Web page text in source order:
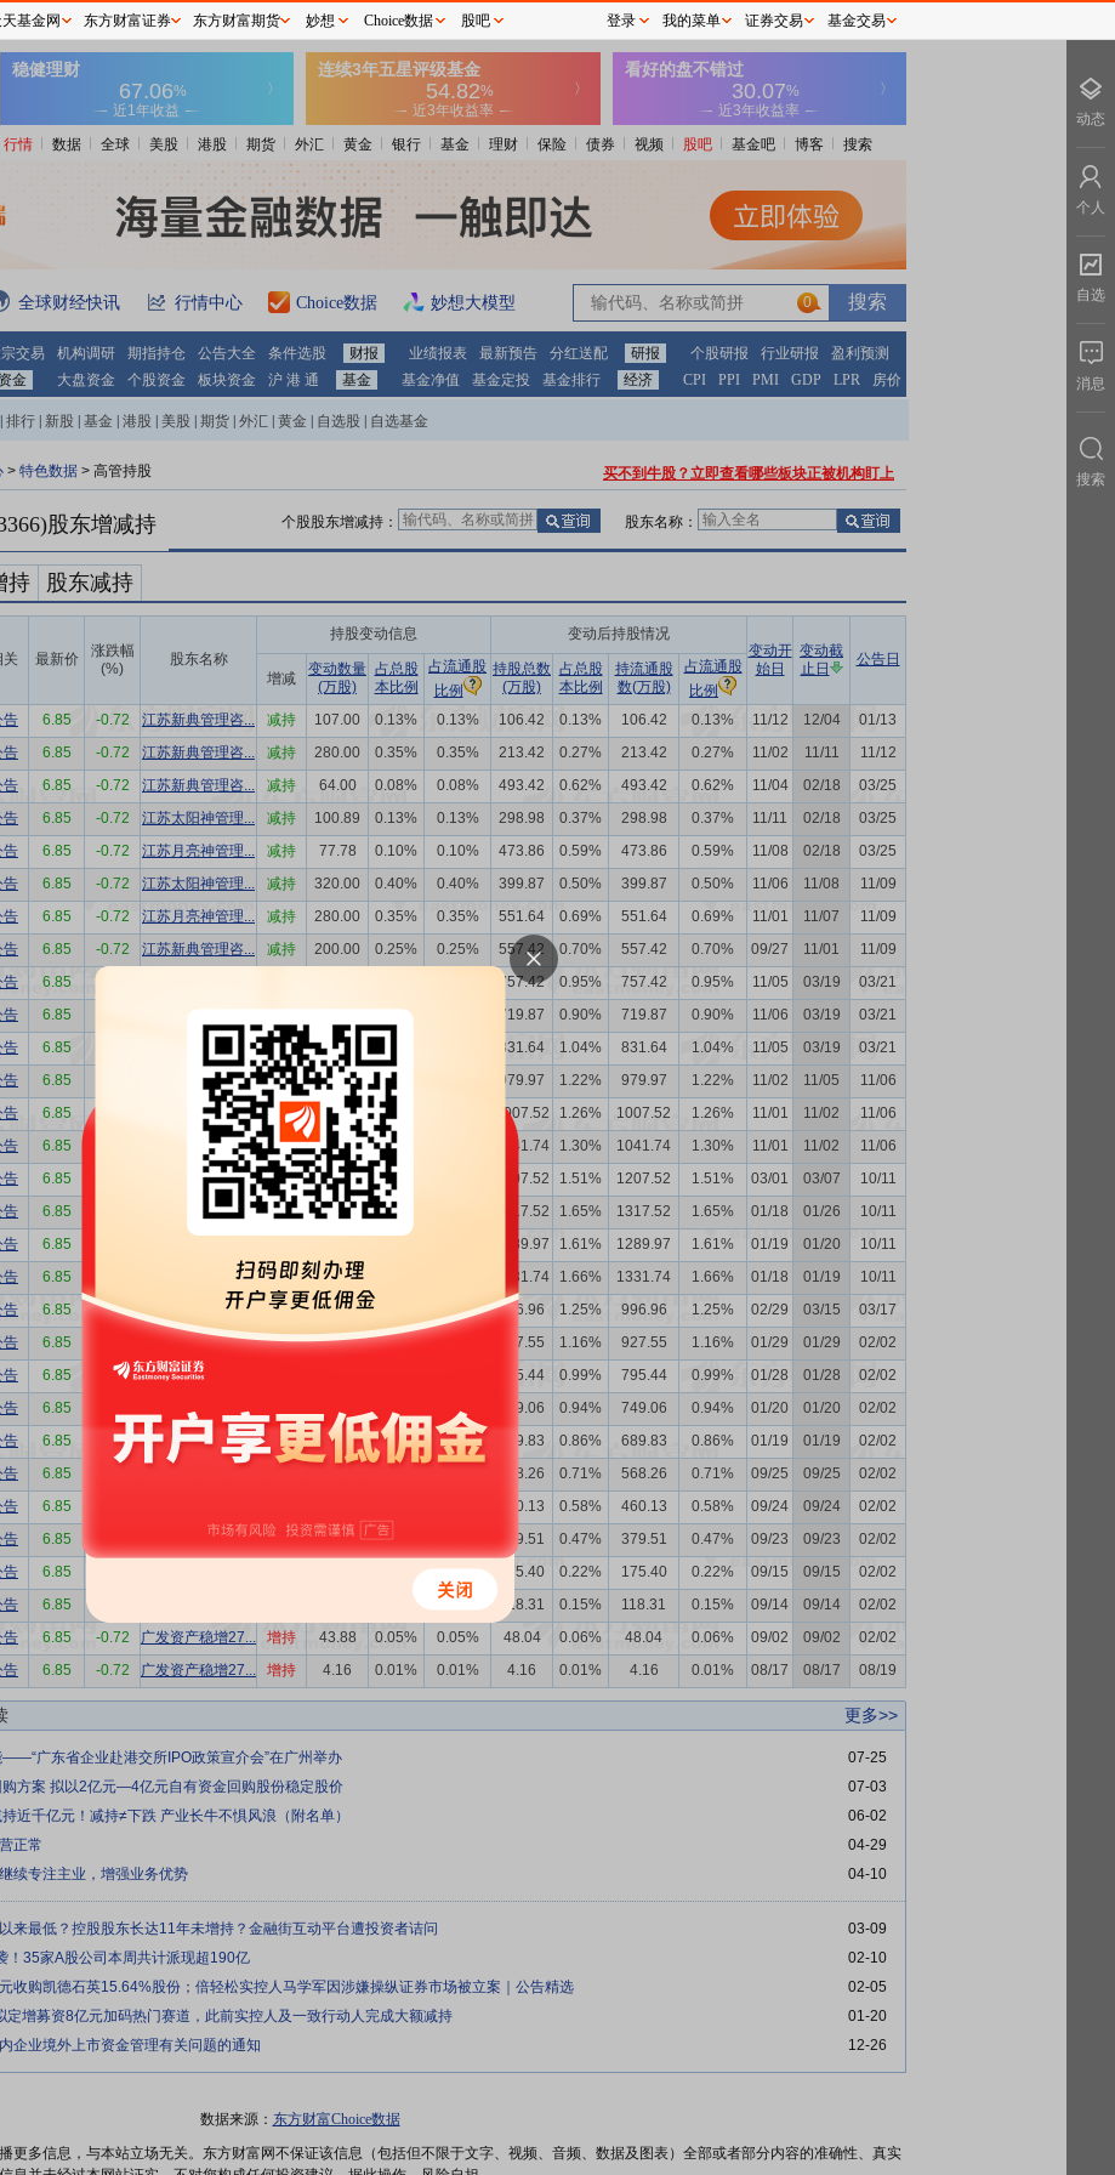
行情 数据 全球 美股 港股 期货 外汇 黄金 银行 基金 理财 保险 债券 视频 股吧 基金吧 博客 搜索
全球财经快讯 行情中心 Choice数据 妙想大模型 0
交易 机构调研 期指持仓 公告大全 条件选股 财报 业绩报表 最新预告 分红送配 研报 个股研报 行业研报
盈利预测
资金 大盘资金 个股资金 板块资金 沪 港 通 基金 基金净值 基金定投 基金排行 经济 CPI PPI PMI GDP LPR 房价
排行 新股 基金 港股 美股 期货 外汇 黄金 自选股 自选基金
> 特色数据 > 高管持股 买不到牛股？立即查看哪些板块正被机构盯上
股东增减持 股东名称：
个股股东增减持：
持 股东减持
关 最新价
涨跌幅
(%)
股东名称
持股变动信息
变动后持股情况
变动开
始日
变动截
止日
公告日
增减
变动数量
(万股)
占总股
本比例
占流通股
比例
持股总数
(万股)
占总股
本比例
持流通股
数(万股)
占流通股
比例
告 6.85 -0.72 江苏新典管理咨... 减持 107.00 0.13% 0.13% 106.42 0.13% 106.42 0.13% 11/12 12/04
01/13
告 6.85 -0.72 江苏新典管理咨... 减持 280.00 0.35% 0.35% 213.42 0.27% 213.42 0.27% 11/02 11/11
11/12
告 6.85 -0.72 江苏新典管理咨... 减持 64.00 0.08% 0.08% 493.42 0.62% 493.42 0.62% 11/04 02/18
03/25
告 6.85 -0.72 江苏太阳神管理... 减持 100.89 0.13% 0.13% 298.98 0.37% 298.98 0.37% 11/11 02/18
03/25
告 6.85 -0.72 江苏月亮神管理... 减持 77.78 0.10% 0.10% 473.86 0.59% 473.86 0.59% 11/08 02/18
03/25
告 6.85 -0.72 江苏太阳神管理... 减持 320.00 0.40% 0.40% 399.87 0.50% 399.87 0.50% 11/06 11/08
11/09
告 6.85 -0.72 江苏月亮神管理... 减持 280.00 0.35% 0.35% 551.64 0.69% 551.64 0.69% 11/01 11/07
11/09
告 6.85 -0.72 江苏新典管理咨... 减持 200.00 0.25% 0.25% 557.42 0.70% 557.42 0.70% 09/27 11/01
11/09
告 6.85 757.42 0.95% 757.42 0.95% 11/05 03/19
03/21
告 6.85 江苏太阳神管理... 0.33% 719.87 0.90% 719.87 0.90% 11/06 03/19
03/21
告 6.85 江苏月亮神管理... 减持 210.10 831.64 1.04% 831.64 1.04% 11/05 03/19
03/21
告 6.85 江苏太阳神管理... 减持 310.00 0.39% 979.97 1.22% 979.97 1.22% 11/02 11/05
11/06
告 6.85 江苏新典管理咨... 减持 200.00 0.25% 1007.52 1.26% 1007.52 1.26% 11/01 11/02
11/06
告 6.85 江苏月亮神管理... 减持 290.00 0.36% 1041.74 1.30% 1041.74 1.30% 11/01 11/02
11/06
告 6.85 江苏新典管理咨... 减持 110.00 0.14% 1207.52 1.51% 1207.52 1.51% 03/01 03/07
10/11
告 6.85 江苏新典管理咨... 减持 107.72 0.13% 1317.52 1.65% 1317.52 1.65% 01/18 01/26
10/11
告 6.85 1289.97 1.61% 1289.97 1.61% 01/19 01/20
10/11
告 6.85 江苏月亮神管理... 减持 93.50 1331.74 1.66% 1331.74 1.66% 01/18 01/19
10/11
告 6.85 -0.72 广发资产稳增27... 增持 69.41 0.09% 996.96 1.25% 996.96 1.25% 02/29 03/15
03/17
告 6.85 广发资产稳增27... 增持 132.11 0.17% 927.55 1.16% 927.55 1.16% 01/29 01/29
02/02
告 6.85 -0.72 广发资产稳增27... 795.44 0.99% 795.44 0.99% 01/28 01/28
02/02
告 6.85 广发资产稳增27... 59.23 0.07% 0.07% 749.06 0.94% 749.06 0.94% 01/20 01/20
02/02
告 6.85 -0.72 广发资产稳增27... 增持 121.57 0.15% 0.15% 689.83 0.86% 689.83 0.86% 01/19 01/19
02/02
告 6.85 568.26 0.71% 568.26 0.71% 09/25 09/25
02/02
告 6.85 460.13 0.58% 460.13 0.58% 09/24 09/24
02/02
告 6.85 广发资产稳增27... 增持 204.11 0.26% 379.51 0.47% 379.51 0.47% 09/23 09/23
02/02
告 6.85 0.07% 175.40 0.22% 175.40 0.22% 09/15 09/15
02/02
告 6.85 0.09% 118.31 0.15% 118.31 0.15% 09/14 09/14
02/02
告 6.85 -0.72 广发资产稳增27... 增持 43.88 0.05% 0.05% 48.04 0.06% 48.04 0.06% 09/02 09/02
02/02
告 6.85 -0.72 广发资产稳增27... 增持 4.16 0.01% 0.01% 4.16 0.01% 4.16 0.01% 08/17 08/17 08/19
更多>>
广东省企业赴港交所IPO政策宣介会”在广州举办
07-25
方案 拟以2亿元—4亿元自有资金回购股份稳定股价
07-03
近千亿元！减持≠下跌 产业长牛不惧风浪（附名单）
06-02
正常
04-29
续专注主业，增强业务优势
04-10
来最低？控股股东长达11年未增持？金融街互动平台遭投资者诘问
03-09
！35家A股公司本周共计派现超190亿
02-10
收购凯德石英15.64%股份；倍轻松实控人马学军因涉嫌操纵证券市场被立案｜公告精选
02-05
定增募资8亿元加码热门赛道，此前实控人及一致行动人完成大额减持
01-20
企业境外上市资金管理有关问题的通知
12-26
数据来源： 东方财富Choice数据
更多信息，与本站立场无关。东方财富网不保证该信息（包括但不限于文字、视频、音频、数据及图表）全部或者部分内容的准确性、真实
天基金网 东方财富证券 东方财富期货 妙想 Choice数据 股吧 登录 我的菜单 证券交易 基金交易
动态
个人
自选
消息
搜索